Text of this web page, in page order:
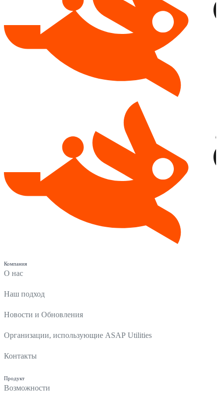
Компания
О нас
Наш подход
Новости и Обновления
Организации, использующие ASAP Utilities
Контакты
Продукт
Возможности